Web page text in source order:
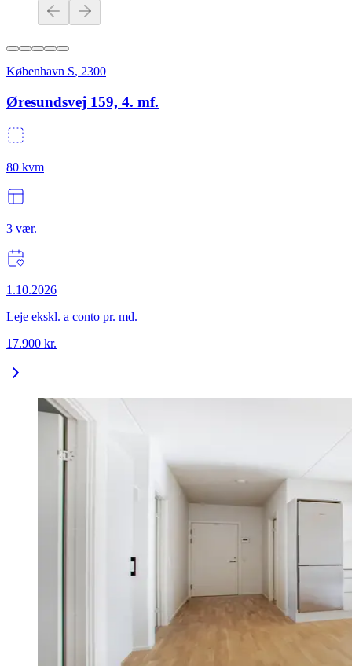
København S, 2300
Øresundsvej 159, 4. mf.
80 kvm
3 vær.
1.10.2026
Leje ekskl. a conto pr. md.
17.900 kr.